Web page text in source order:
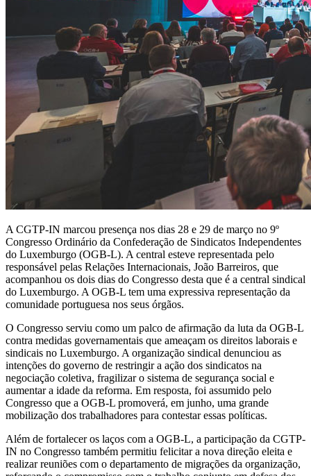
A CGTP-IN marcou presença nos dias 28 e 29 de março no 9º
Congresso Ordinário da Confederação de Sindicatos Independentes
do Luxemburgo (OGB-L). A central esteve representada pelo
responsável pelas Relações Internacionais, João Barreiros, que
acompanhou os dois dias do Congresso desta que é a central sindical
do Luxemburgo. A OGB-L tem uma expressiva representação da
comunidade portuguesa nos seus órgãos.
O Congresso serviu como um palco de afirmação da luta da OGB-L
contra medidas governamentais que ameaçam os direitos laborais e
sindicais no Luxemburgo. A organização sindical denunciou as
intenções do governo de restringir a ação dos sindicatos na
negociação coletiva, fragilizar o sistema de segurança social e
aumentar a idade da reforma. Em resposta, foi assumido pelo
Congresso que a OGB-L promoverá, em junho, uma grande
mobilização dos trabalhadores para contestar essas políticas.
Além de fortalecer os laços com a OGB-L, a participação da CGTP-
IN no Congresso também permitiu felicitar a nova direção eleita e
realizar reuniões com o departamento de migrações da organização,